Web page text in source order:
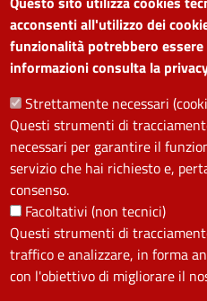
acconsenti all'utilizzo dei
funzionalità potrebbero
informazioni consulta la
Strettamente necessari
Questi strumenti di
necessari per garantire il
servizio che hai richiesto e,
consenso.
Facoltativi (non tecnici)
Questi strumenti di
traffico e analizzare, in forma
con l'obiettivo di migliorare il
Amministrazione
trasparente
Note legali
SEGUICI SU
Facebook
Instagram
YouTube
Telegram
WhatsApp
Twitter
PRIVACY
Useful links
La Privacy nel Comune